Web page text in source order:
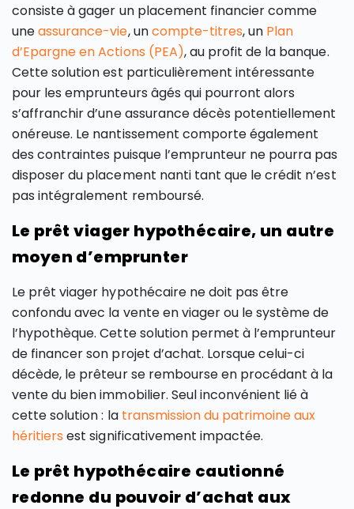
consiste à gager un placement financier comme
uneassurance-vie, uncompte-titres, un Plan
d’Epargne en Actions (PEA), au profit de la banque.
Cette solution est particulièrement intéressante
pour les emprunteurs âgés qui pourront alors
s’affranchir d’une assurance décès potentiellement
onéreuse. Le nantissement comporte également
des contraintes puisque l’emprunteur ne pourra pas
disposer du placement nanti tant que le crédit n’est
pas intégralement remboursé.
Le prêt viager hypothécaire, un autre
moyen d’emprunter
Le prêt viager hypothécaire ne doit pas être
confondu avec la vente en viager ou le système de
l’hypothèque. Cette solution permet à l’emprunteur
de financer son projet d’achat. Lorsque celui-ci
décède, le prêteur se rembourse en procédant à la
vente du bien immobilier. Seul inconvénient lié à
cette solution : la transmission du patrimoine aux
héritiers est significativement impactée.
Le prêt hypothécaire cautionné
redonne du pouvoir d’achat aux